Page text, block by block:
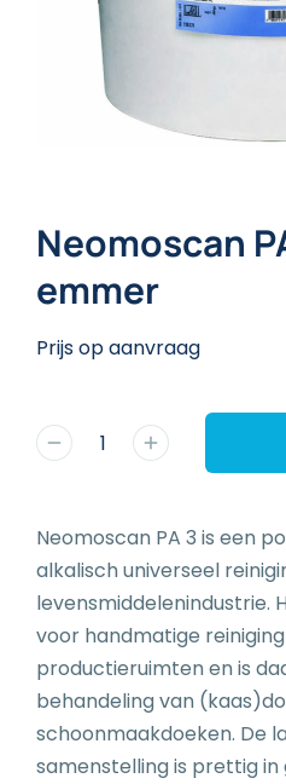
Neomoscan
emmer
Prijs op aanvraag
Neomoscan PA 3 is een
alkalisch universeel
levensmiddelenindustrie.
voor handmatige
productieruimten en is
behandeling van
schoonmaakdoeken. De
samenstelling is prettig in